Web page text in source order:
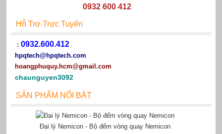
0932 600 412
Hỗ Trợ Trực Tuyến
: 0932.600.412
hpqtech@hpqtech.com
hoangphuquy.hcm@gmail.com
chaunguyen3092
SẢN PHẨM NỔI BẬT
Đại lý Nemicon - Bộ đếm vòng quay Nemicon